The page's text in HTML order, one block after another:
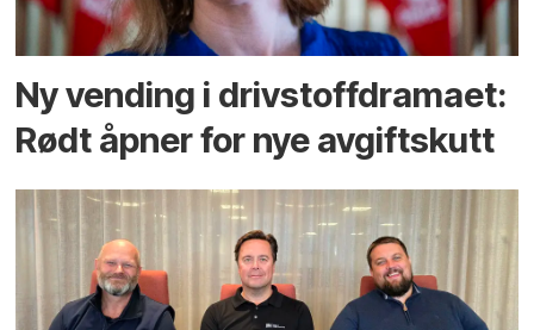
Ny vending i drivstoffdramaet:
Rødt åpner for nye avgiftskutt